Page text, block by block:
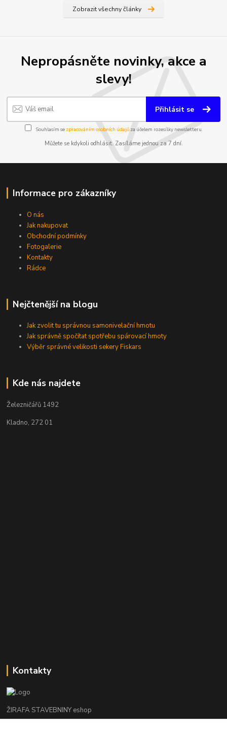
Zobrazit všechny články
Nepropásněte novinky, akce a
slevy!
Přihlásit se
Souhlasím se zpracováním osobních údajůza účelem rozesílky newsletteru.
Můžete se kdykoli odhlásit. Zasíláme jednou za 7 dní.
Informace pro zákazníky
O nás
Jak nakupovat
Obchodní podmínky
Fotogalerie
Kontakty
Rádce
Nejčtenější na blogu
Jak zvolit tu správnou samonivelační hmotu
Jak správně spočítat spotřebu spárovací hmoty
Výběr správné velikosti sekery Fiskars
Kde nás najdete
Železničářů 1492
Kladno, 272 01
Kontakty
ŽIRAFA STAVEBNINY eshop